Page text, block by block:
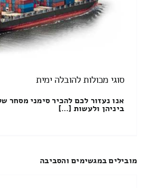
סוגי מכולות להובלה ימית
אנו נעזור לכם להכיר סימני מסחר
ביניהן ולעשות […]
מובילים במגשימים והסביבה